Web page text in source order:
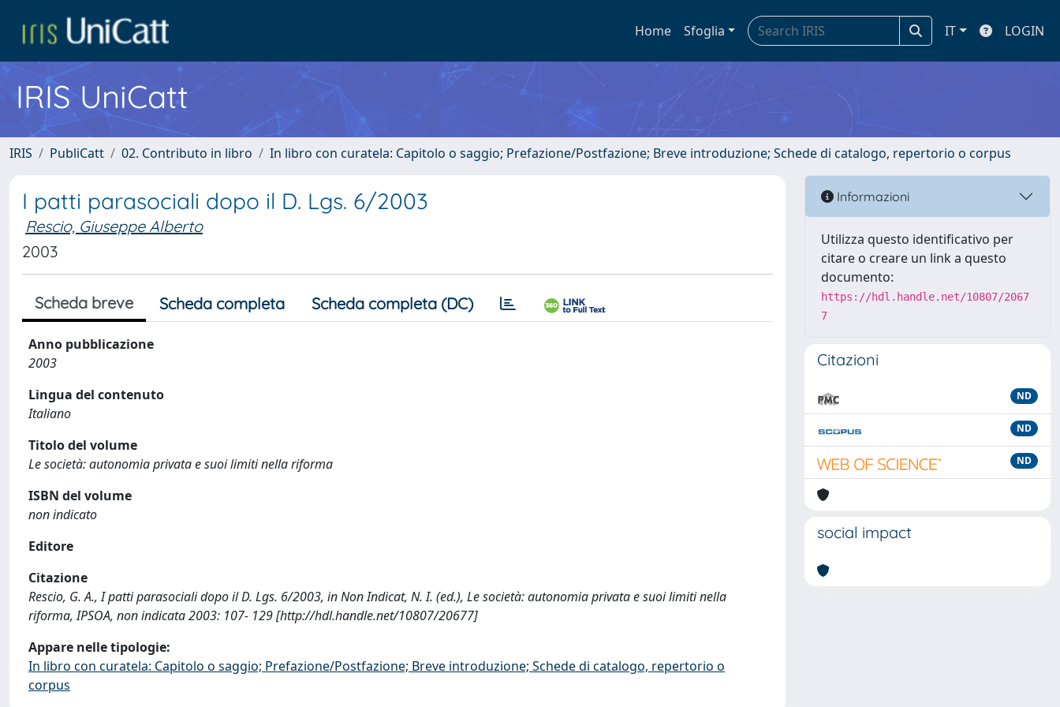
Home Sfoglia IT LOGIN
IRIS UniCatt
IRIS PubliCatt 02. Contributo in libro In libro con curatela: Capitolo o saggio; Prefazione/Postfazione; Breve introduzione; Schede di catalogo, repertorio o corpus
I patti parasociali dopo il D. Lgs. 6/2003
Rescio, Giuseppe Alberto
2003
Scheda breve Scheda completa Scheda completa (DC)
Anno pubblicazione
2003
Lingua del contenuto
Italiano
Titolo del volume
Le società: autonomia privata e suoi limiti nella riforma
ISBN del volume
non indicato
Editore
Citazione
Rescio, G. A., I patti parasociali dopo il D. Lgs. 6/2003, in Non Indicat, N. I. (ed.), Le società: autonomia privata e suoi limiti nella
riforma, IPSOA, non indicata 2003: 107- 129 [http://hdl.handle.net/10807/20677]
Appare nelle tipologie:
In libro con curatela: Capitolo o saggio; Prefazione/Postfazione; Breve introduzione; Schede di catalogo, repertorio o
corpus
Informazioni
Utilizza questo identificativo per
citare o creare un link a questo
documento:
https://hdl.handle.net/10807/2067
7
Citazioni
ND
ND
ND
social impact